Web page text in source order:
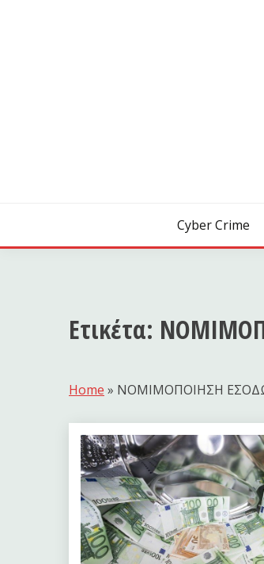
Cyber Crime
Ετικέτα:
Home » ΝΟΜΙΜΟΠΟΙΗΣΗ